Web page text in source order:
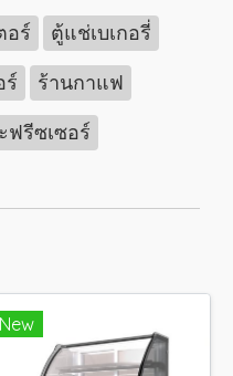
อร์
ตู้แช่เบเกอรี่
ร์
ร้านกาแฟ
ฟรีซเซอร์
New